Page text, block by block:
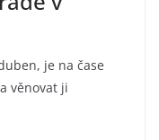
je na čase
věnovat ji